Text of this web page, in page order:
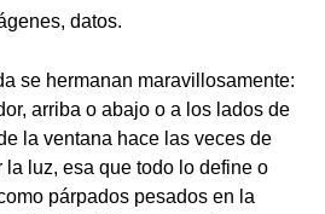
datos.
se hermanan maravillosamente:
arriba o abajo o a los lados de
la ventana hace las veces de
luz, esa que todo lo define o
párpados pesados en la